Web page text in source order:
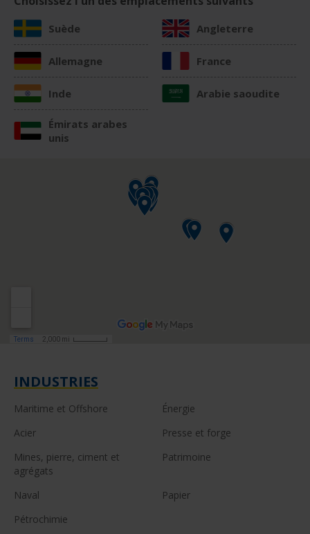
Suède Angleterre
Allemagne France
Inde Arabie saoudite
Émirats arabes
unis
INDUSTRIES
Maritime et Offshore
Énergie
Acier
Presse et forge
Mines, pierre, ciment et
agrégats
Patrimoine
Naval
Papier
Pétrochimie